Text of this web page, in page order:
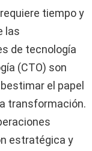
tiempo y
las
de tecnología
(CTO) son
el papel
transformación.
estratégica y